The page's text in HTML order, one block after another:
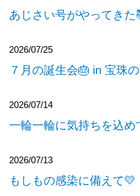
あじさい号がやってきた
2026/07/25
７月の誕生会🎂 in 宝珠
2026/07/14
一輪一輪に気持ちを込め
2026/07/13
もしもの感染に備えて💛